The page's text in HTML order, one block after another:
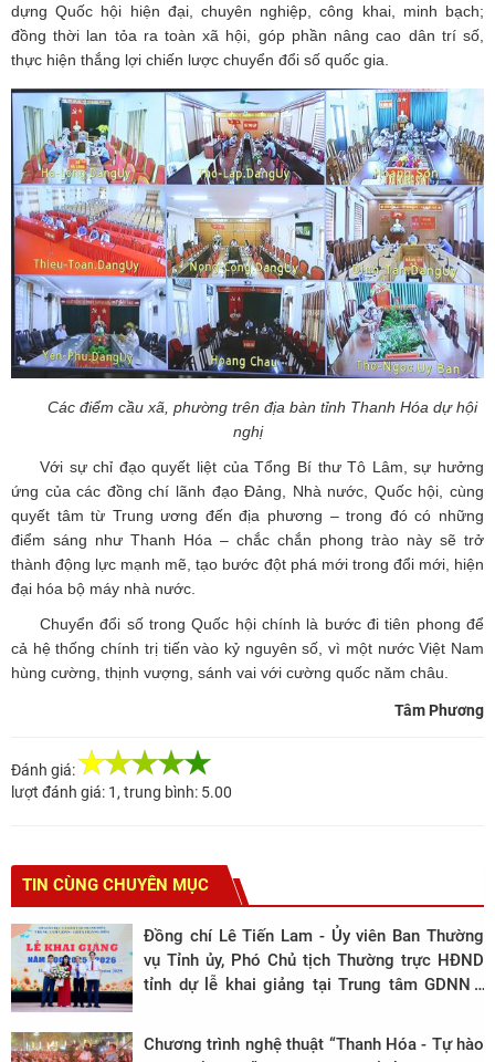
dựng Quốc hội hiện đại, chuyên nghiệp, công khai, minh bạch;
đồng thời lan tỏa ra toàn xã hội, góp phần nâng cao dân trí số,
thực hiện thắng lợi chiến lược chuyển đổi số quốc gia.
Các điểm cầu xã, phường trên địa bàn tỉnh Thanh Hóa dự hội
nghị
Với sự chỉ đạo quyết liệt của Tổng Bí thư Tô Lâm, sự hưởng
ứng của các đồng chí lãnh đạo Đảng, Nhà nước, Quốc hội, cùng
quyết tâm từ Trung ương đến địa phương – trong đó có những
điểm sáng như Thanh Hóa – chắc chắn phong trào này sẽ trở
thành động lực mạnh mẽ, tạo bước đột phá mới trong đổi mới, hiện
đại hóa bộ máy nhà nước.
Chuyển đổi số trong Quốc hội chính là bước đi tiên phong để
cả hệ thống chính trị tiến vào kỷ nguyên số, vì một nước Việt Nam
hùng cường, thịnh vượng, sánh vai với cường quốc năm châu.
Tâm Phương
Đánh giá:
lượt đánh giá: 1, trung bình: 5.00
TIN CÙNG CHUYÊN MỤC
Đồng chí Lê Tiến Lam - Ủy viên Ban Thường
vụ Tỉnh ủy, Phó Chủ tịch Thường trực HĐND
tỉnh dự lễ khai giảng tại Trung tâm GDNN -
Chương trình nghệ thuật “Thanh Hóa - Tự hào